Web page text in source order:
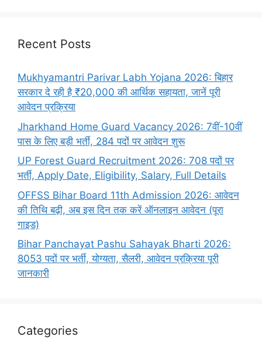
Recent Posts
Mukhyamantri Parivar Labh Yojana 2026: बिहार
सरकार दे रही है ₹20,000 की आर्थिक सहायता, जानें पूरी
आवेदन प्रक्रिया
Jharkhand Home Guard Vacancy 2026: 7वीं-10वीं
पास के लिए बड़ी भर्ती, 284 पदों पर आवेदन शुरू
UP Forest Guard Recruitment 2026: 708 पदों पर
भर्ती, Apply Date, Eligibility, Salary, Full Details
OFFSS Bihar Board 11th Admission 2026: आवेदन
की तिथि बढ़ी, अब इस दिन तक करें ऑनलाइन आवेदन (पूरा
गाइड)
Bihar Panchayat Pashu Sahayak Bharti 2026:
8053 पदों पर भर्ती, योग्यता, सैलरी, आवेदन प्रक्रिया पूरी
जानकारी
Categories